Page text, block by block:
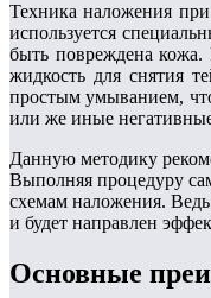
Техника наложения
используется
быть повреждена кожа.
жидкость для снятия
простым умыванием,
или же иные
Данную методику
Выполняя процедуру
схемам наложения.
и будет направлен
Основные